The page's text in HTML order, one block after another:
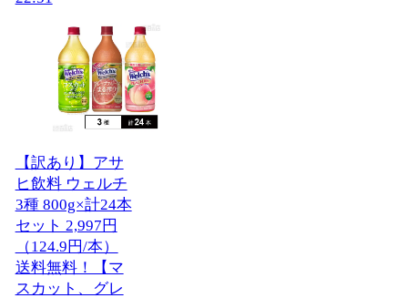
【訳あり】アサ
ヒ飲料 ウェルチ
3種 800g×計24本
セット 2,997円
（124.9円/本）
送料無料！【マ
スカット、グレ